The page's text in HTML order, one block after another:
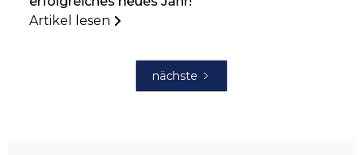
Artikel lesen
nächste